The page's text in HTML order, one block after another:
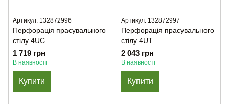
Артикул: 132872996
Перфорація прасувального
стілу 4UC
1 719 грн
В наявності
Купити
Артикул: 132872997
Перфорація прасувального
стілу 4UT
2 043 грн
В наявності
Купити